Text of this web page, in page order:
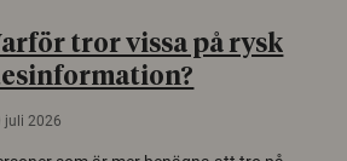
tror vissa på rysk
juli 2026